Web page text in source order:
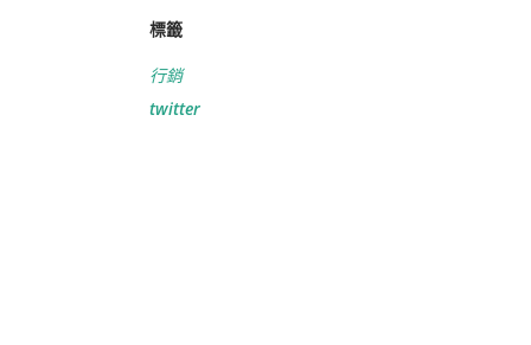
標籤
行銷
twitter